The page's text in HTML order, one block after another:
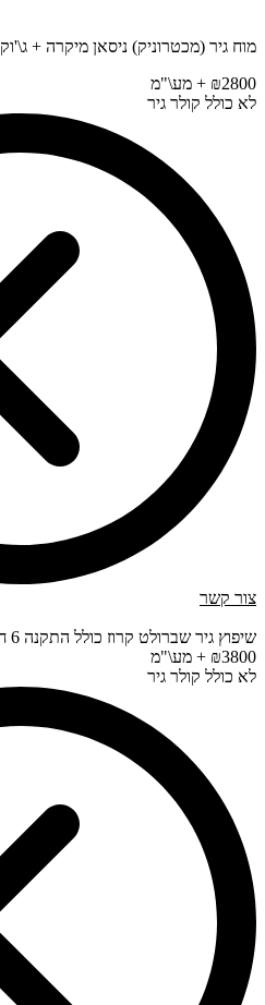
מוח גיר (מכטרוניק) ניסאן מיקרה + ג\'וק
₪2800 + מע\"מ
לא כולל קולר גיר
צור קשר
שיפוץ גיר שברולט קרוז כולל התקנה 6 חודשי אחריות מלאה
₪3800 + מע\"מ
לא כולל קולר גיר